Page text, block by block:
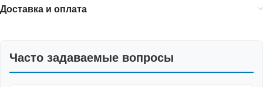
Доставка и оплата
Часто задаваемые вопросы